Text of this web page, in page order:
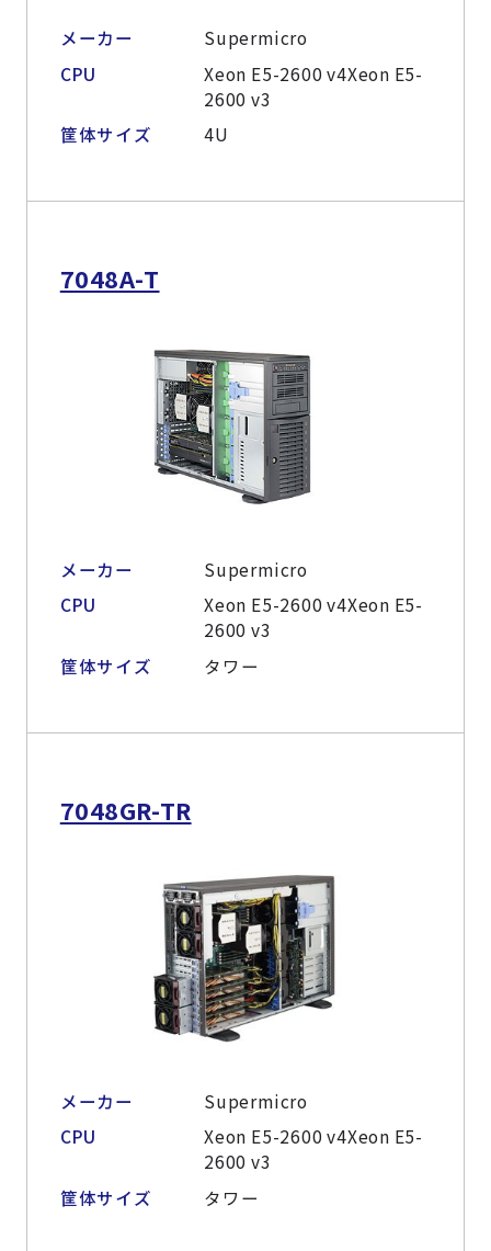
メーカー
Supermicro
CPU
Xeon E5-2600 v4Xeon E5-
2600 v3
筐体サイズ
4U
7048A-T
メーカー
Supermicro
CPU
Xeon E5-2600 v4Xeon E5-
2600 v3
筐体サイズ
タワー
7048GR-TR
メーカー
Supermicro
CPU
Xeon E5-2600 v4Xeon E5-
2600 v3
筐体サイズ
タワー